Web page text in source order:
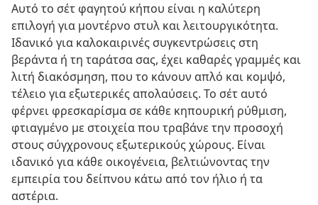
Αυτό το σέτ φαγητού κήπου είναι η καλύτερη
επιλογή για μοντέρνο στυλ και λειτουργικότητα.
Ιδανικό για καλοκαιρινές συγκεντρώσεις στη
βεράντα ή τη ταράτσα σας, έχει καθαρές γραμμές και
λιτή διακόσμηση, που το κάνουν απλό και κομψό,
τέλειο για εξωτερικές απολαύσεις. Το σέτ αυτό
φέρνει φρεσκαρίσμα σε κάθε κηπουρική ρύθμιση,
φτιαγμένο με στοιχεία που τραβάνε την προσοχή
στους σύγχρονους εξωτερικούς χώρους. Είναι
ιδανικό για κάθε οικογένεια, βελτιώνοντας την
εμπειρία του δείπνου κάτω από τον ήλιο ή τα
αστέρια.